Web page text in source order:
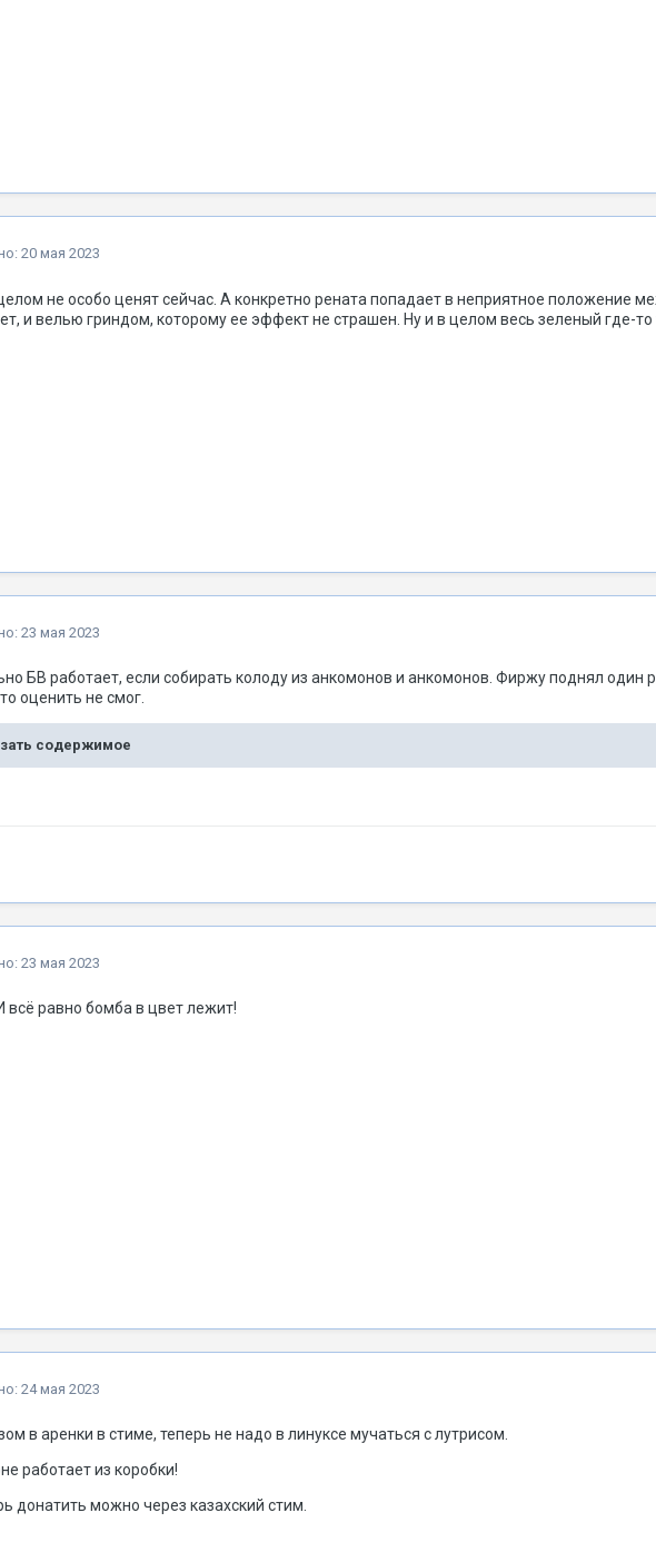
20 мая 2023
не особо ценят сейчас. А конкретно рената попадает в неприятное положение
и велью гриндом, которому ее эффект не страшен. Ну и в целом весь зеленый где-то
23 мая 2023
БВ работает, если собирать колоду из анкомонов и анкомонов. Фиржу поднял один
оценить не смог.
содержимое
23 мая 2023
всё равно бомба в цвет лежит!
24 мая 2023
в аренки в стиме, теперь не надо в линуксе мучаться с лутрисом.
работает из коробки!
донатить можно через казахский стим.